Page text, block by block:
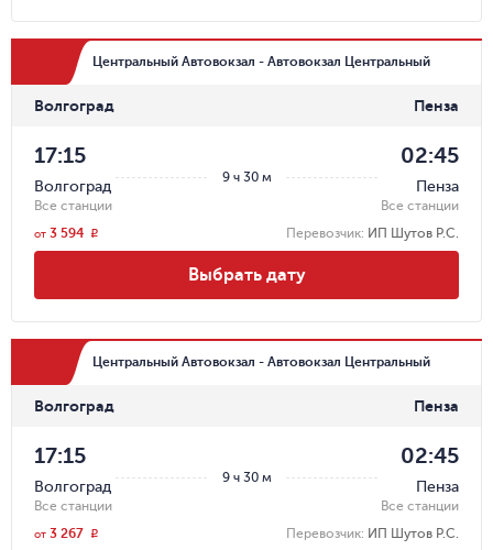
Центральный Автовокзал - Автовокзал Центральный
Волгоград Пенза
9 ч 30 м
17:15
Волгоград
Все станции
02:45
Пенза
Все станции
Перевозчик: ИП Шутов Р.С.
от 3 594 r
Выбрать дату
Центральный Автовокзал - Автовокзал Центральный
Волгоград Пенза
9 ч 30 м
17:15
Волгоград
Все станции
02:45
Пенза
Все станции
Перевозчик: ИП Шутов Р.С.
от 3 267 r